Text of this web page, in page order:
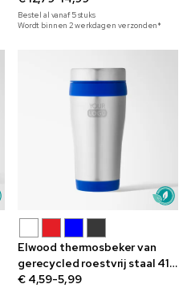
Bestel al vanaf5stuks
Wordt binnen 2 werkdagen verzonden*
Elwood thermosbeker van
gerecycled roestvrij staal 410
ml
€ 4,59-5,99